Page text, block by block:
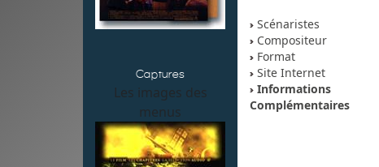
Captures
Les images des
menus
Scénaristes
Compositeur
Format
Site Internet
Informations
Complémentaires